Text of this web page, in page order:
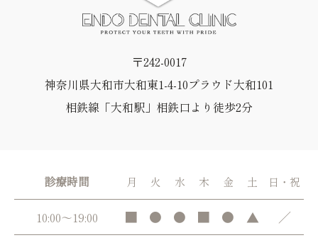
〒242-0017
神奈川県大和市大和東1-4-10プラウド大和101
相鉄線「大和駅」相鉄口より徒歩2分
診療時間 月 火 水 木 金 土 日・祝
10:00～19:00 ■ ● ● ■ ● ▲ ／